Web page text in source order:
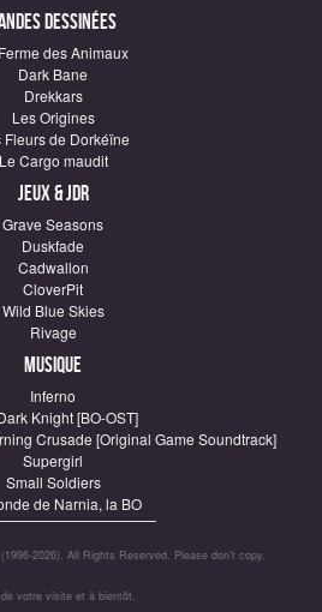
dessinées
des Animaux
Dark Bane
Drekkars
Les Origines
Fleurs de Dorkéïne
Le Cargo maudit
Jeux & JDR
Grave Seasons
Duskfade
Cadwallon
CloverPit
Wild Blue Skies
Rivage
Musique
Inferno
Knight [BO-OST]
Crusade [Original Game Soundtrack]
Supergirl
Small Soldiers
de Narnia, la BO
2026). All Rights Reserved. Please don’t copy.
votre visite et à bientôt.